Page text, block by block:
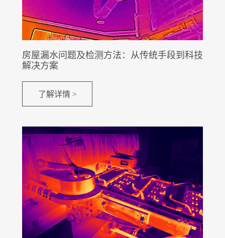
房屋漏水问题及检测方法：从传统手段到科技
解决方案
了解详情 >